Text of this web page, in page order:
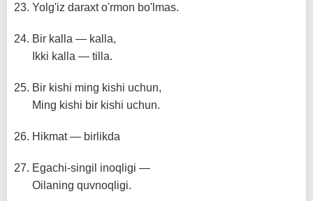
Yolg'iz daraxt o'rmon bo'lmas.
Bir kalla — kalla,
Ikki kalla — tilla.
Bir kishi ming kishi uchun,
Ming kishi bir kishi uchun.
Hikmat — birlikda
Egachi-singil inoqligi —
Oilaning quvnoqligi.